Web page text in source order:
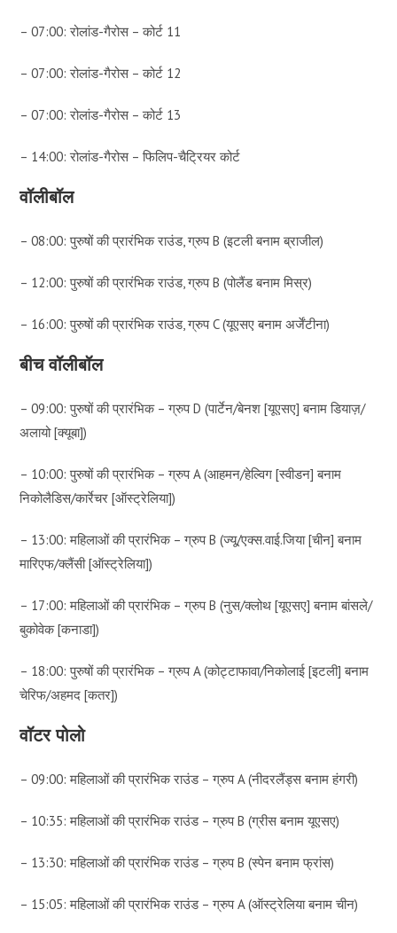
– 07:00: रोलांड-गैरोस – कोर्ट 11
– 07:00: रोलांड-गैरोस – कोर्ट 12
– 07:00: रोलांड-गैरोस – कोर्ट 13
– 14:00: रोलांड-गैरोस – फिलिप-चैट्रियर कोर्ट
वॉलीबॉल
– 08:00: पुरुषों की प्रारंभिक राउंड, ग्रुप B (इटली बनाम ब्राजील)
– 12:00: पुरुषों की प्रारंभिक राउंड, ग्रुप B (पोलैंड बनाम मिस्र)
– 16:00: पुरुषों की प्रारंभिक राउंड, ग्रुप C (यूएसए बनाम अर्जेंटीना)
बीच वॉलीबॉल
– 09:00: पुरुषों की प्रारंभिक – ग्रुप D (पार्टेन/बेनश [यूएसए] बनाम डियाज़/
अलायो [क्यूबा])
– 10:00: पुरुषों की प्रारंभिक – ग्रुप A (आहमन/हेल्विग [स्वीडन] बनाम
निकोलैडिस/कार्रेचर [ऑस्ट्रेलिया])
– 13:00: महिलाओं की प्रारंभिक – ग्रुप B (ज्यू/एक्स.वाई.जिया [चीन] बनाम
मारिएफ/क्लैंसी [ऑस्ट्रेलिया])
– 17:00: महिलाओं की प्रारंभिक – ग्रुप B (नुस/क्लोथ [यूएसए] बनाम बांसले/
बुकोवेक [कनाडा])
– 18:00: पुरुषों की प्रारंभिक – ग्रुप A (कोट्टाफावा/निकोलाई [इटली] बनाम
चेरिफ/अहमद [कतर])
वॉटर पोलो
– 09:00: महिलाओं की प्रारंभिक राउंड – ग्रुप A (नीदरलैंड्स बनाम हंगरी)
– 10:35: महिलाओं की प्रारंभिक राउंड – ग्रुप B (ग्रीस बनाम यूएसए)
– 13:30: महिलाओं की प्रारंभिक राउंड – ग्रुप B (स्पेन बनाम फ्रांस)
– 15:05: महिलाओं की प्रारंभिक राउंड – ग्रुप A (ऑस्ट्रेलिया बनाम चीन)